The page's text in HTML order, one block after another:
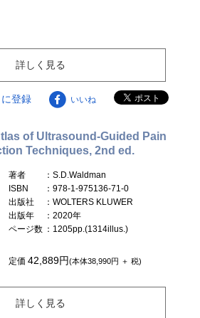
詳しく見る
登録 いいね
of Ultrasound-Guided Pain
Techniques, 2nd ed.
著者
：S.D.Waldman
ISBN
：978-1-975136-71-0
出版社
：WOLTERS KLUWER
出版年
：2020年
ページ数 ：1205pp.(1314illus.)
定価42,889円(本体38,990円 ＋ 税)
詳しく見る